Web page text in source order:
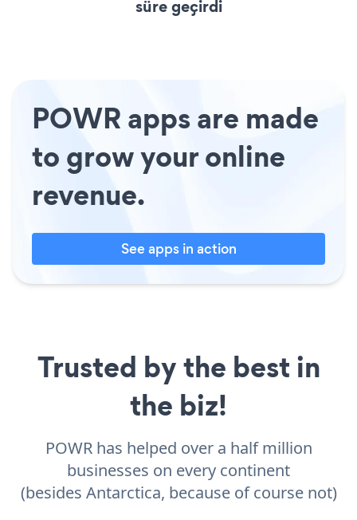
süre geçirdi
POWR apps are made
to grow your online
revenue.
See apps in action
Trusted by the best in
the biz!
POWR has helped over a half million
businesses on every continent
(besides Antarctica, because of course not)